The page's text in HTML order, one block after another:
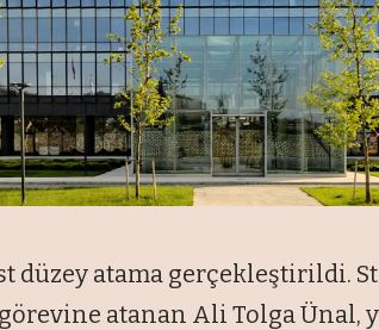
düzey atama gerçekleştirildi.
görevine atanan Ali Tolga Ünal,